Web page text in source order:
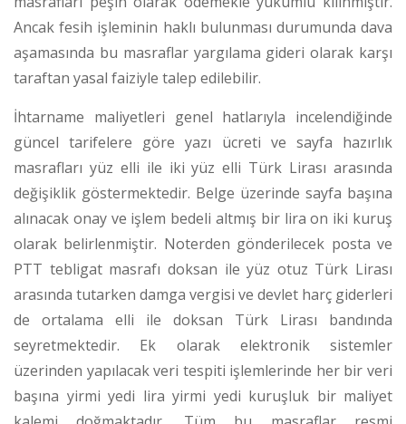
Ancak fesih işleminin haklı bulunması durumunda dava
aşamasında bu masraflar yargılama gideri olarak karşı
taraftan yasal faiziyle talep edilebilir.
İhtarname maliyetleri genel hatlarıyla incelendiğinde
güncel tarifelere göre yazı ücreti ve sayfa hazırlık
masrafları yüz elli ile iki yüz elli Türk Lirası arasında
değişiklik göstermektedir. Belge üzerinde sayfa başına
alınacak onay ve işlem bedeli altmış bir lira on iki kuruş
olarak belirlenmiştir. Noterden gönderilecek posta ve
PTT tebligat masrafı doksan ile yüz otuz Türk Lirası
arasında tutarken damga vergisi ve devlet harç giderleri
de ortalama elli ile doksan Türk Lirası bandında
seyretmektedir. Ek olarak elektronik sistemler
üzerinden yapılacak veri tespiti işlemlerinde her bir veri
başına yirmi yedi lira yirmi yedi kuruşluk bir maliyet